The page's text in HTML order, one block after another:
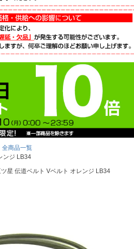
全商品一覧
ンジ LB34
星 伝道ベルト Vベルト オレンジ LB34